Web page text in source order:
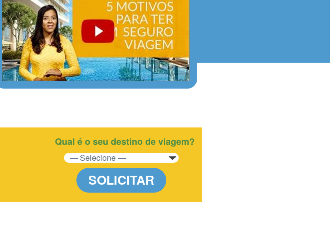
Qual é o seu destino de viagem?
SOLICITAR